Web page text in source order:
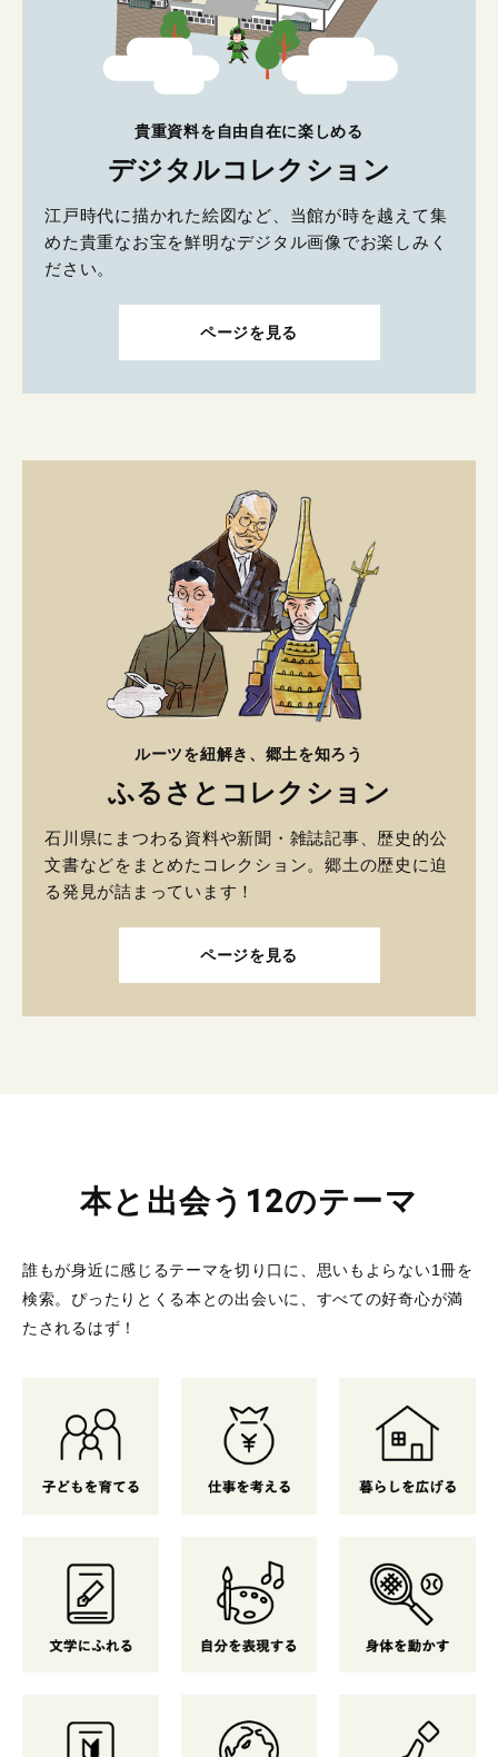
貴重資料を自由自在に楽しめる
デジタルコレクション
江戸時代に描かれた絵図など、当館が時を越えて集
めた貴重なお宝を鮮明なデジタル画像でお楽しみく
ださい。
ページを見る
ルーツを紐解き、郷土を知ろう
ふるさとコレクション
石川県にまつわる資料や新聞・雑誌記事、歴史的公
文書などをまとめたコレクション。郷土の歴史に迫
る発見が詰まっています！
ページを見る
本と出会う12のテーマ
誰もが身近に感じるテーマを切り口に、思いもよらない1冊を
検索。 ぴったりとくる本との出会いに、すべての好奇心が満
たされるはず！